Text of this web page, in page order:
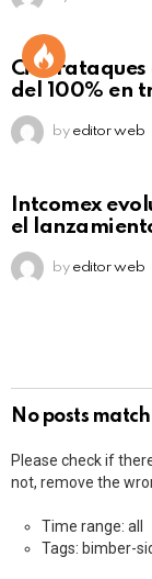
Ciberataques
del 100% en
by editor web
Intcomex
el
by editor web
No posts
Please check if
not, remove the
Time range: all
Tags: bimber-